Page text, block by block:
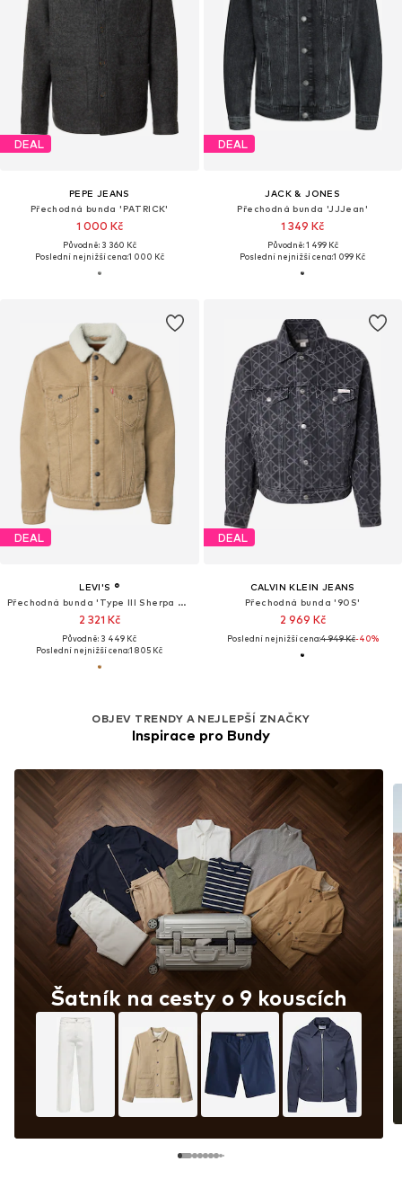
DEAL
PEPE JEANS
Přechodná bunda 'PATRICK'
1 000 Kč
Původně: 3 360 Kč
Poslední nejnižší cena:1 000 Kč
DEAL
JACK & JONES
Přechodná bunda 'JJJean'
1 349 Kč
Původně: 1 499 Kč
Poslední nejnižší cena:1 099 Kč
DEAL
LEVI'S ®
Přechodná bunda 'Type III Sherpa Trucker Jacket'
2 321 Kč
Původně: 3 449 Kč
Poslední nejnižší cena:1 805 Kč
DEAL
CALVIN KLEIN JEANS
Přechodná bunda '90S'
2 969 Kč
Poslední nejnižší cena:4 949 Kč-40%
OBJEV TRENDY A NEJLEPŠÍ ZNAČKY
Inspirace pro Bundy
Šatník na cesty o 9 kouscích